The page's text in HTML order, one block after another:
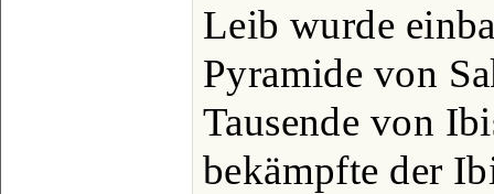
Leib wurde
Pyramide von
Tausende von
bekämpfte der